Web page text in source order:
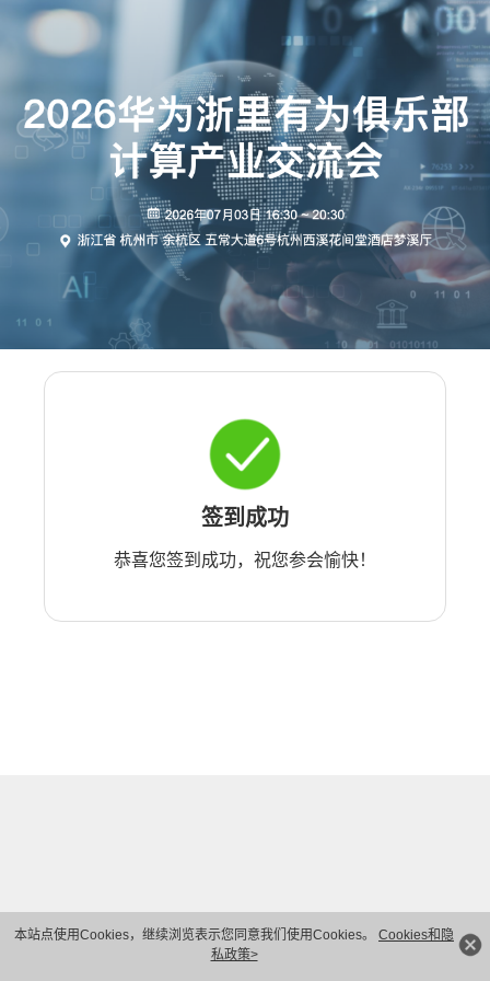
本站点使用Cookies，继续浏览表示您同意我们使用Cookies。 Cookies和隐
私政策>
签到成功
恭喜您签到成功，祝您参会愉快！